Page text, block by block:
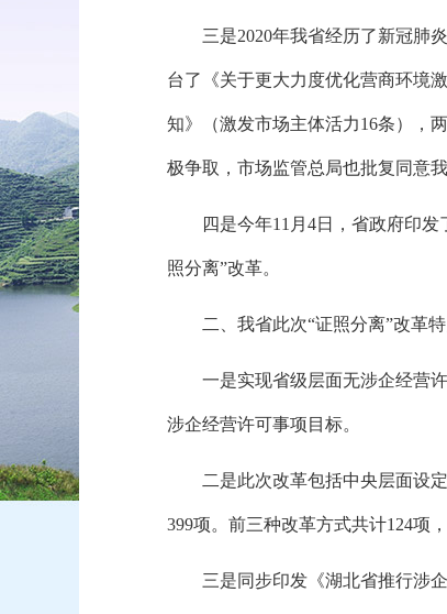
三是2020年我省经历了新冠肺
台了《关于更大力度优化营商环境
知》（激发市场主体活力16条），
极争取， 市场监管总局也批复同意
四是今年11月4日， 省政府印发
照分离”改革。
二、 我省此次“证照分离”改革
一是实现省级层面无涉企经营许
涉企经营许可事项目标。
二是此次改革包括中央层面设
399项。 前三种改革方式共计124项，
三是同步印发《湖北省推行涉